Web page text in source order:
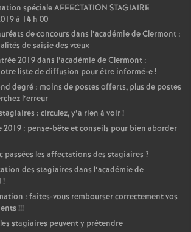
spéciale AFFECTATION STAGIAIRE
à 14 h 00
de concours dans l’académie de Clermont :
de saisie des vœux
2019 dans l’académie de Clermont :
liste de diffusion pour être informé-e!
degré : moins de postes offerts, plus de postes
l’erreur
: circulez, y’a rien à voir!
2019 : pense-bête et conseils pour bien aborder
passées les affectations des stagiaires ?
des stagiaires dans l’académie de
!
: faites-vous rembourser correctement vos
!!!
stagiaires peuvent y prétendre